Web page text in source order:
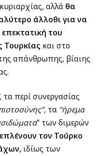
αλλά θα
άλλοθι για να
του
Τουρκίας και στο
απάνθρωπης, βίαιης
τα περί συνεργασίας
, τα “ήρεμα
” των διμερών
τον Τούρκο
ιδίως των